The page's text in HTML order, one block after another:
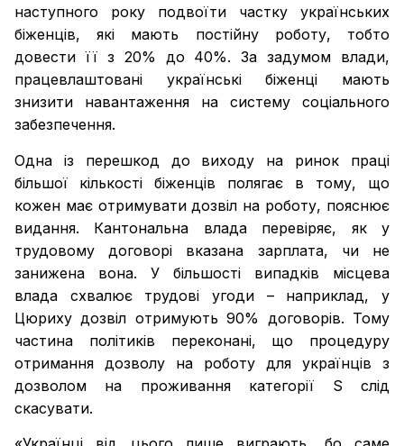
наступного року подвоїти частку українських
біженців, які мають постійну роботу, тобто
довести її з 20% до 40%. За задумом влади,
працевлаштовані українські біженці мають
знизити навантаження на систему соціального
забезпечення.
Одна із перешкод до виходу на ринок праці
більшої кількості біженців полягає в тому, що
кожен має отримувати дозвіл на роботу, пояснює
видання. Кантональна влада перевіряє, як у
трудовому договорі вказана зарплата, чи не
занижена вона. У більшості випадків місцева
влада схвалює трудові угоди – наприклад, у
Цюриху дозвіл отримують 90% договорів. Тому
частина політиків переконані, що процедуру
отримання дозволу на роботу для українців з
дозволом на проживання категорії S слід
скасувати.